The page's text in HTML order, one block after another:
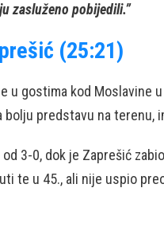
zasluženo pobijedili.”
(25:21)
u gostima kod
predstavu na
3-0, dok je Zaprešić
te u 45., ali nije uspio